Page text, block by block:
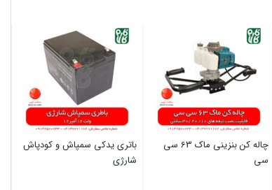
چاله کن بنزینی ماک 63 سی
سی
باتری یدکی سمپاش و کودپاش
شارژی